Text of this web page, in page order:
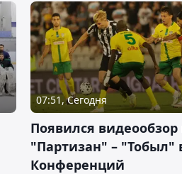
07:51, Сегодня
Появился
"Партизан" – "Тобыл"
Конференций